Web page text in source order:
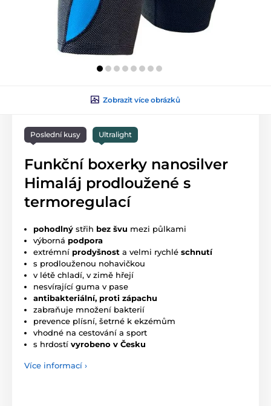
Zobrazit více obrázků
Poslední kusy Ultralight
Funkční boxerky nanosilver
Himaláj prodloužené s
termoregulací
pohodlný střih bez švu mezi půlkami
výborná podpora
extrémní prodyšnost a velmi rychlé schnutí
s prodlouženou nohavičkou
v létě chladí, v zimě hřejí
nesvírající guma v pase
antibakteriální, proti zápachu
zabraňuje množení bakterií
prevence plísní, šetrné k ekzémům
vhodné na cestování a sport
s hrdostí vyrobeno v Česku
Více informací ›